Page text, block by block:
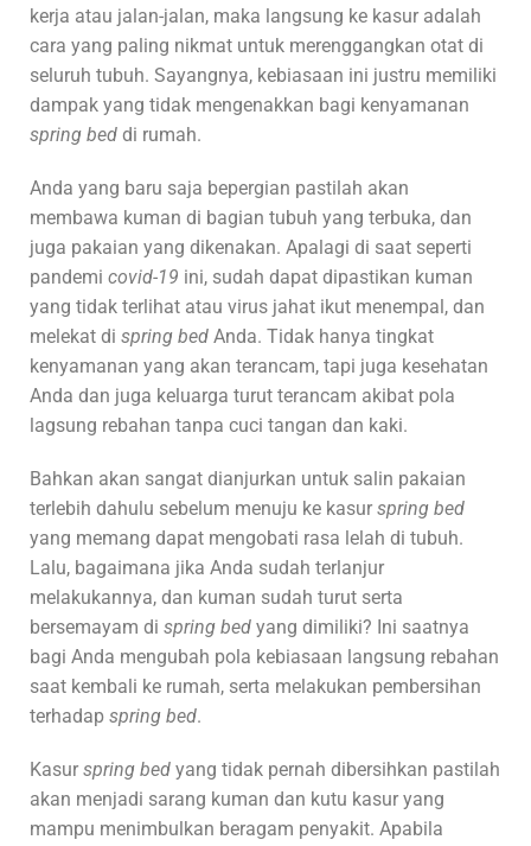
kerja atau jalan-jalan, maka langsung ke kasur adalah
cara yang paling nikmat untuk merenggangkan otat di
seluruh tubuh. Sayangnya, kebiasaan ini justru memiliki
dampak yang tidak mengenakkan bagi kenyamanan
spring bed di rumah.
Anda yang baru saja bepergian pastilah akan
membawa kuman di bagian tubuh yang terbuka, dan
juga pakaian yang dikenakan. Apalagi di saat seperti
pandemi covid-19 ini, sudah dapat dipastikan kuman
yang tidak terlihat atau virus jahat ikut menempal, dan
melekat di spring bed Anda. Tidak hanya tingkat
kenyamanan yang akan terancam, tapi juga kesehatan
Anda dan juga keluarga turut terancam akibat pola
lagsung rebahan tanpa cuci tangan dan kaki.
Bahkan akan sangat dianjurkan untuk salin pakaian
terlebih dahulu sebelum menuju ke kasur spring bed
yang memang dapat mengobati rasa lelah di tubuh.
Lalu, bagaimana jika Anda sudah terlanjur
melakukannya, dan kuman sudah turut serta
bersemayam di spring bed yang dimiliki? Ini saatnya
bagi Anda mengubah pola kebiasaan langsung rebahan
saat kembali ke rumah, serta melakukan pembersihan
terhadap spring bed.
Kasur spring bed yang tidak pernah dibersihkan pastilah
akan menjadi sarang kuman dan kutu kasur yang
mampu menimbulkan beragam penyakit. Apabila